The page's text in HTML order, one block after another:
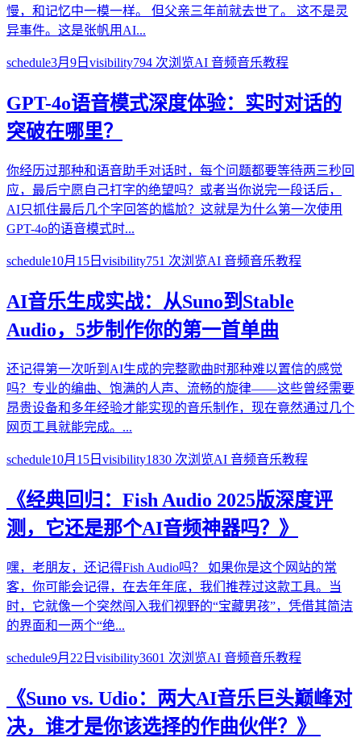
慢，和记忆中一模一样。 但父亲三年前就去世了。 这不是灵
异事件。这是张帆用AI...
schedule3月9日 visibility794 次浏览AI 音频音乐教程
GPT-4o语音模式深度体验：实时对话的
突破在哪里？
你经历过那种和语音助手对话时，每个问题都要等待两三秒回
应，最后宁愿自己打字的绝望吗？或者当你说完一段话后，
AI只抓住最后几个字回答的尴尬？这就是为什么第一次使用
GPT-4o的语音模式时...
schedule10月15日 visibility751 次浏览AI 音频音乐教程
AI音乐生成实战：从Suno到Stable
Audio，5步制作你的第一首单曲
还记得第一次听到AI生成的完整歌曲时那种难以置信的感觉
吗？专业的编曲、饱满的人声、流畅的旋律——这些曾经需要
昂贵设备和多年经验才能实现的音乐制作，现在竟然通过几个
网页工具就能完成。...
schedule10月15日 visibility1830 次浏览AI 音频音乐教程
《经典回归：Fish Audio 2025版深度评
测，它还是那个AI音频神器吗？》
嘿，老朋友，还记得Fish Audio吗？ 如果你是这个网站的常
客，你可能会记得，在去年年底，我们推荐过这款工具。当
时，它就像一个突然闯入我们视野的“宝藏男孩”，凭借其简洁
的界面和一两个“绝...
schedule9月22日 visibility3601 次浏览AI 音频音乐教程
《Suno vs. Udio：两大AI音乐巨头巅峰对
决，谁才是你该选择的作曲伙伴？》